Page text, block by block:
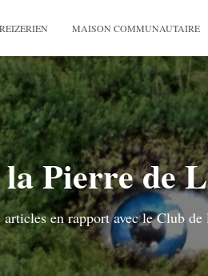
MAISON COMMUNAUTAIRE
Pierre de
en rapport avec le Club